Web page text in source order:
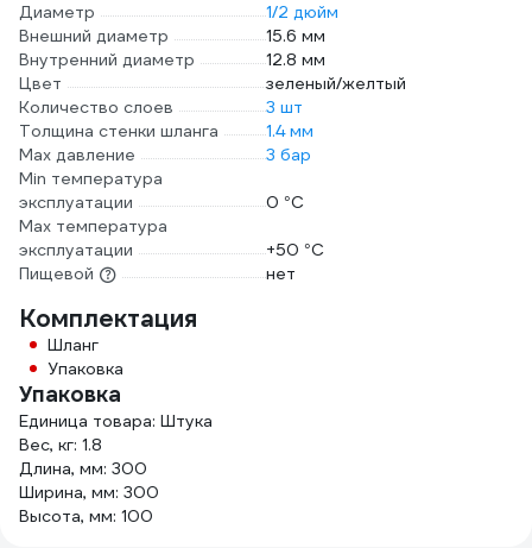
Диаметр
1/2 дюйм
Внешний диаметр
15.6 мм
Внутренний диаметр
12.8 мм
Цвет
зеленый/желтый
Количество слоев
3 шт
Толщина стенки шланга
1.4 мм
Max давление
3 бар
Min температура
эксплуатации
0 °С
Мах температура
эксплуатации
+50 °С
Пищевой
нет
Комплектация
Шланг
Упаковка
Упаковка
Единица товара: Штука
Вес, кг: 1.8
Длина, мм: 300
Ширина, мм: 300
Высота, мм: 100